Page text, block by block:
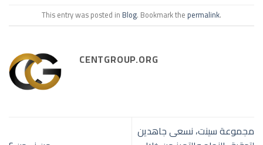
This entry was posted in Blog. Bookmark the permalink.
CENTGROUP.ORG
مجموعة سينت، نسعى جاهدين